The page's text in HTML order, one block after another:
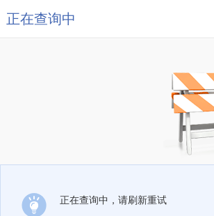
正在查询中
正在查询中，请刷新重试